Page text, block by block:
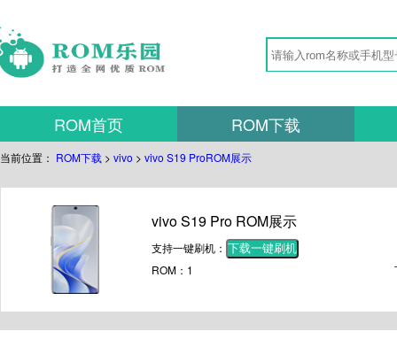
ROM首页 ROM下载
当前位置： ROM下载 > vivo > vivo S19 ProROM展示
vivo S19 Pro ROM展示
支持一键刷机： 下载一键刷机
ROM：1